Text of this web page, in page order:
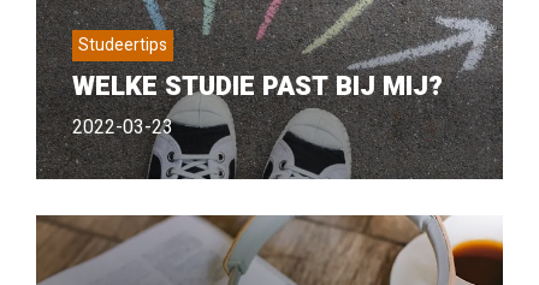
Studeertips
WELKE STUDIE PAST BIJ MIJ?
2022-03-23